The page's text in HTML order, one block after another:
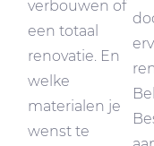
verbouwen of
een totaal
renovatie. En
welke
materialen je
wenst te